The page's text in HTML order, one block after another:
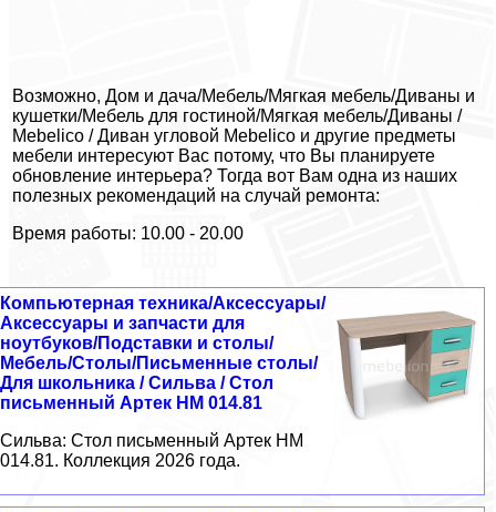
Возможно, Дом и дача/Мебель/Мягкая мебель/Диваны и
кушетки/Мебель для гостиной/Мягкая мебель/Диваны /
Mebelico / Диван угловой Mebelico и другие предметы
мебели интересуют Вас потому, что Вы планируете
обновление интерьера? Тогда вот Вам одна из наших
полезных рекомендаций на случай ремонта:
Время работы: 10.00 - 20.00
Компьютерная техника/Аксессуары/
Аксессуары и запчасти для
ноутбуков/Подставки и столы/
Мебель/Столы/Письменные столы/
Для школьника / Сильва / Стол
письменный Артек НМ 014.81
Сильва: Стол письменный Артек НМ
014.81. Коллекция 2026 года.